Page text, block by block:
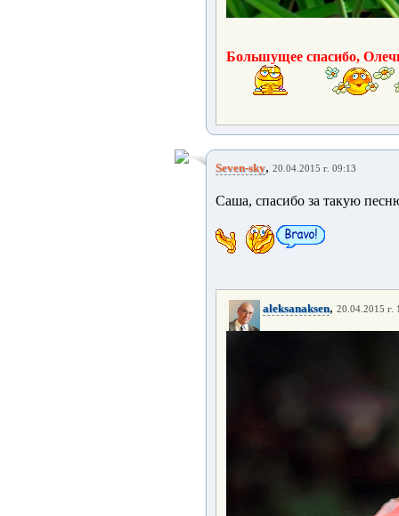
Большущее спасибо,
Seven-sky, 20.04.2015 г. 09:13
Саша, спасибо за такую
aleksanaksen, 20.04.2015 г.